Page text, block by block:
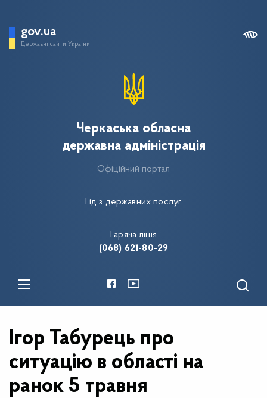
gov.ua
Державні сайти України
Гід з державних послуг
Черкаська обласна
державна адміністрація
Офіційний портал
Гаряча лінія
(068) 621-80-29
Ігор Табурець про
ситуацію в області на
ранок 5 травня